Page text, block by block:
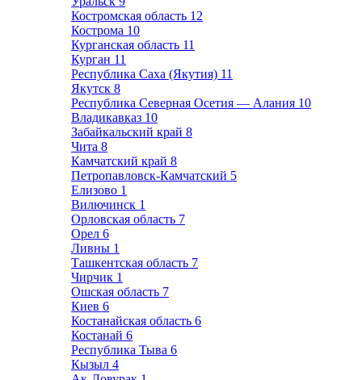
Костромская область 12
Кострома 10
Курганская область 11
Курган 11
Республика Саха (Якутия) 11
Якутск 8
Республика Северная Осетия — Алания 10
Владикавказ 10
Забайкальский край 8
Чита 8
Камчатский край 8
Петропавловск-Камчатский 5
Елизово 1
Вилючинск 1
Орловская область 7
Орел 6
Ливны 1
Ташкентская область 7
Чирчик 1
Ошская область 7
Киев 6
Костанайская область 6
Костанай 6
Республика Тыва 6
Кызыл 4